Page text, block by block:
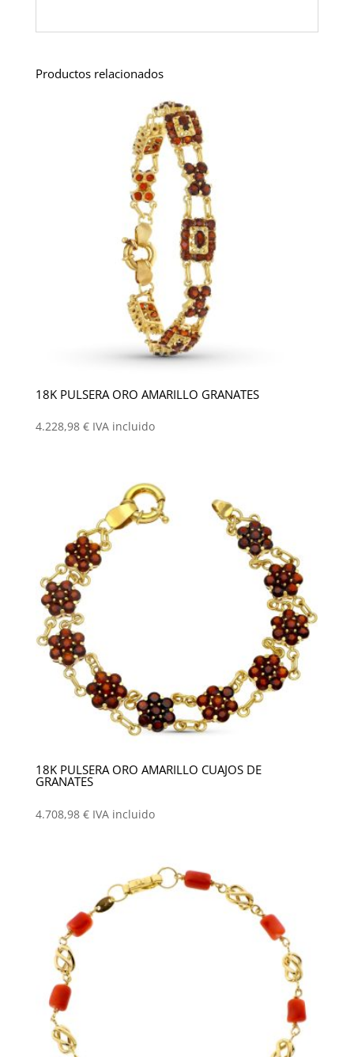
Productos relacionados
18K PULSERA ORO AMARILLO GRANATES
4.228,98 € IVA incluido
18K PULSERA ORO AMARILLO CUAJOS DE
GRANATES
4.708,98 € IVA incluido